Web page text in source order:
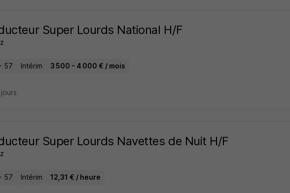
Super Lourds National H/F
57 Intérim 3 500 - 4 000 € / mois
Super Lourds Navettes de Nuit H/F
57 Intérim 12,31 € / heure